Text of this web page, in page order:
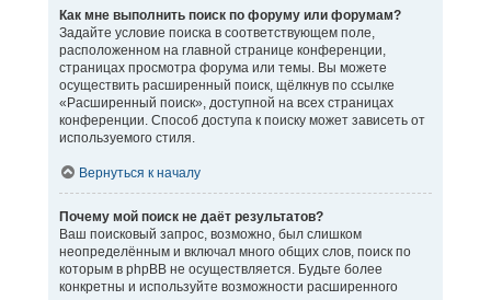
Как мне выполнить поиск по форуму или форумам?
Задайте условие поиска в соответствующем поле,
расположенном на главной странице конференции,
страницах просмотра форума или темы. Вы можете
осуществить расширенный поиск, щёлкнув по ссылке
«Расширенный поиск», доступной на всех страницах
конференции. Способ доступа к поиску может зависеть от
используемого стиля.
Вернуться к началу
Почему мой поиск не даёт результатов?
Ваш поисковый запрос, возможно, был слишком
неопределённым и включал много общих слов, поиск по
которым в phpBB не осуществляется. Будьте более
конкретны и используйте возможности расширенного